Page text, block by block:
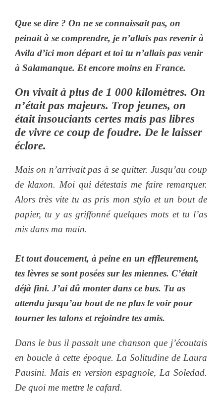
Que se dire ? On ne se connaissait pas, on
peinait à se comprendre, je n’allais pas revenir à
Avila d’ici mon départ et toi tu n’allais pas venir
à Salamanque. Et encore moins en France.
On vivait à plus de 1 000 kilomètres. On
n’était pas majeurs. Trop jeunes, on
était insouciants certes mais pas libres
de vivre ce coup de foudre. De le laisser
éclore.
Mais on n’arrivait pas à se quitter. Jusqu’au coup
de klaxon. Moi qui détestais me faire remarquer.
Alors très vite tu as pris mon stylo et un bout de
papier, tu y as griffonné quelques mots et tu l’as
mis dans ma main.
Et tout doucement, à peine en un effleurement,
tes lèvres se sont posées sur les miennes. C’était
déjà fini. J’ai dû monter dans ce bus. Tu as
attendu jusqu’au bout de ne plus le voir pour
tourner les talons et rejoindre tes amis.
Dans le bus il passait une chanson que j’écoutais
en boucle à cette époque. La Solitudine de Laura
Pausini. Mais en version espagnole, La Soledad.
De quoi me mettre le cafard.